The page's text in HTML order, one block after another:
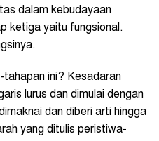
dalam kebudayaan
ketiga yaitu fungsional.
tahapan ini? Kesadaran
lurus dan dimulai dengan
dan diberi arti hingga
yang ditulis peristiwa-